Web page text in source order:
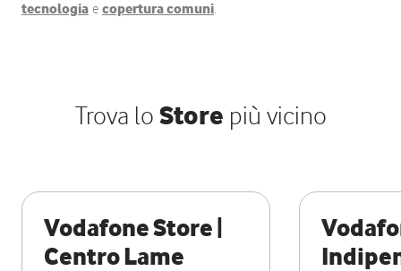
tecnologia e copertura comuni.
Trova lo Store più vicino
Vodafone Store |
Centro Lame